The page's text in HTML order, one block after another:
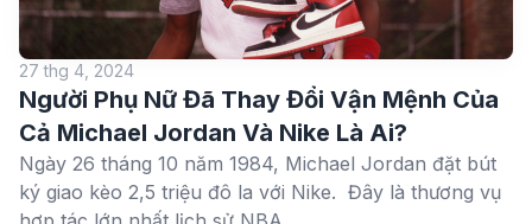
27 thg 4, 2024
Người Phụ Nữ Đã Thay Đổi Vận Mệnh Của
Cả Michael Jordan Và Nike Là Ai?
Ngày 26 tháng 10 năm 1984, Michael Jordan đặt bút
ký giao kèo 2,5 triệu đô la với Nike. Đây là thương vụ